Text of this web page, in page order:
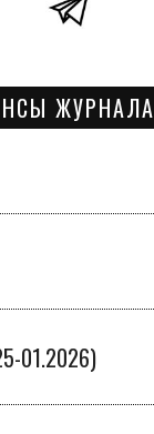
ЖУРНАЛА
01.2026)